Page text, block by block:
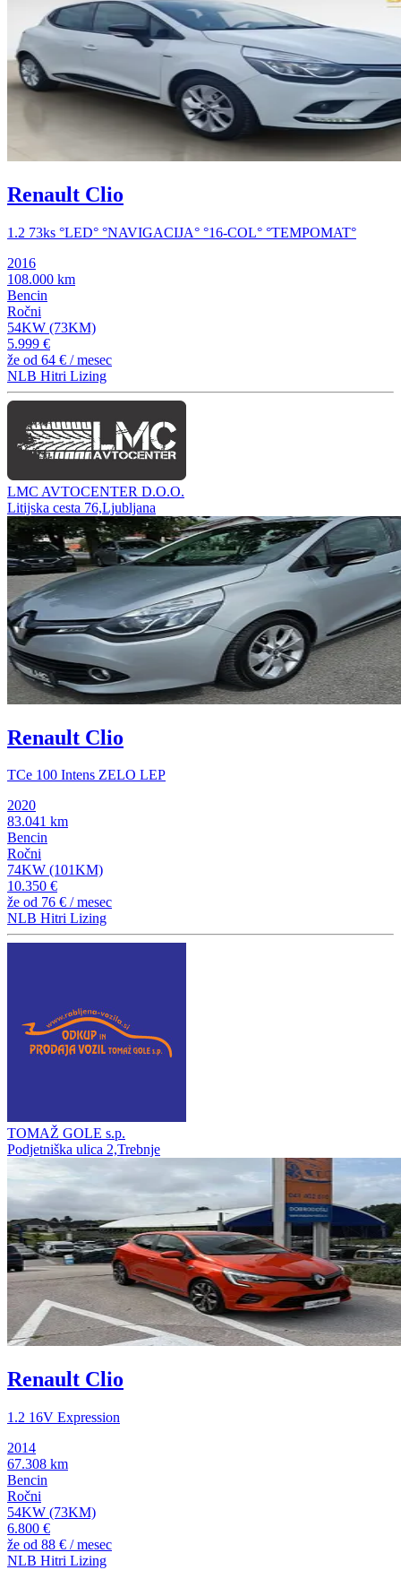
Renault Clio
1.2 73ks °LED° °NAVIGACIJA° °16-COL° °TEMPOMAT°
2016
108.000 km
Bencin
Ročni
54KW (73KM)
5.999 €
že od 64 € / mesec
NLB Hitri Lizing
LMC AVTOCENTER D.O.O.
Litijska cesta 76,Ljubljana
Renault Clio
TCe 100 Intens ZELO LEP
2020
83.041 km
Bencin
Ročni
74KW (101KM)
10.350 €
že od 76 € / mesec
NLB Hitri Lizing
TOMAŽ GOLE s.p.
Podjetniška ulica 2,Trebnje
Renault Clio
1.2 16V Expression
2014
67.308 km
Bencin
Ročni
54KW (73KM)
6.800 €
že od 88 € / mesec
NLB Hitri Lizing